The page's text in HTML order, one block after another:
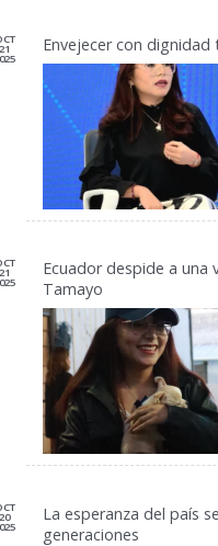
21 Envejecer con
21
Ecuador despide a una
Tamayo
20
La esperanza del país
generaciones